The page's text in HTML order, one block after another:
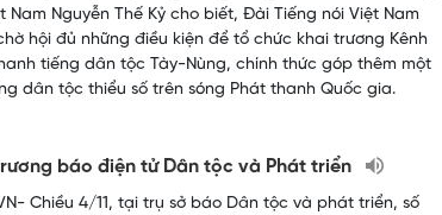
Nam Nguyễn Thế Kỷ cho biết, Đài Tiếng nói Việt Nam
hội đủ những điều kiện để tổ chức khai trương Kênh
tiếng dân tộc Tày-Nùng, chính thức góp thêm một
dân tộc thiểu số trên sóng Phát thanh Quốc gia.
báo điện tử Dân tộc và Phát triển
Chiều 4/11, tại trụ sở báo Dân tộc và phát triển, số